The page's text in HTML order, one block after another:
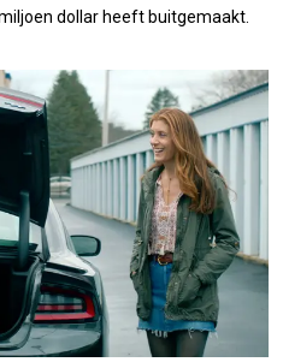
dollar heeft buitgemaakt.